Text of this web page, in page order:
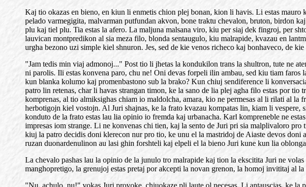
Kaj tio okazas en bieno, en kiun li enmetis chion plej bonan, kion li havis. Li estas
pelado varmegigita, malvarman putfundan akvon, bone traktu chevalon, bruton, birdon
plu kaj tiel plu. Tia estas la afero. La maljuna malsana viro, kiu per siaj dek fingroj, per
lauvican montpredikon al sia meza filo, blonda sentaugulo, kiu malrapide, kvazau en
urgha bezono uzi simple kiel shnuron. Jes, sed de kie venos richeco kaj bonhaveco, de
"Jam tedis min viaj admonoj..." Post tio li jhetas la kondukilon trans la shultron, tute ne
ni parolis. Ili estas konvena paro, chu ne! Oni devas forpeli ilin ambau, sed kiu tiam
kun blanka kolumo kaj promenbastono sub la brako? Kun chiuj sendiference li
patro lin retenas, char li havas strangan timon, ke la sano de lia plej agha filo estas por
komprenas, al tio almiksighas chiam io maldolcha, amara, kio ne permesas al li rilati al
herbotigojn kiel vostojn. Al Juri shajnas, ke la frato kvazau kompatas lin, kiam li
konduto de la frato estas lau lia opinio io fremda kaj urbanacha. Karl kompreneble ne
impresas iom strange. Li ne konvenas chi tien, kaj la sento de Juri pri sia malplivaloro
kiuj la patro decidis doni klerecon nur pro tio, ke unu el la mastridoj de Aiaste devos
ruzan duonardenulinon au lasi ghin forshteli kaj elpeli el la bieno Juri kune kun lia
La chevalo pashas lau la opinio de la junulo tro malrapide kaj tion la ekscitita Juri ne
manghopretigo, la grenujoj estas pretaj por akcepti la novan grenon, la homoj invititaj al
"Nu, achulo, nu!" vokas Juri provoke, chiuokaze pli laute ol necesas. Li antauscias, ke